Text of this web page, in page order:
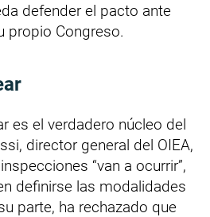
defender el pacto ante
propio Congreso.
es el verdadero núcleo del
director general del OIEA,
“van a ocurrir”,
definirse las modalidades
parte, ha rechazado que